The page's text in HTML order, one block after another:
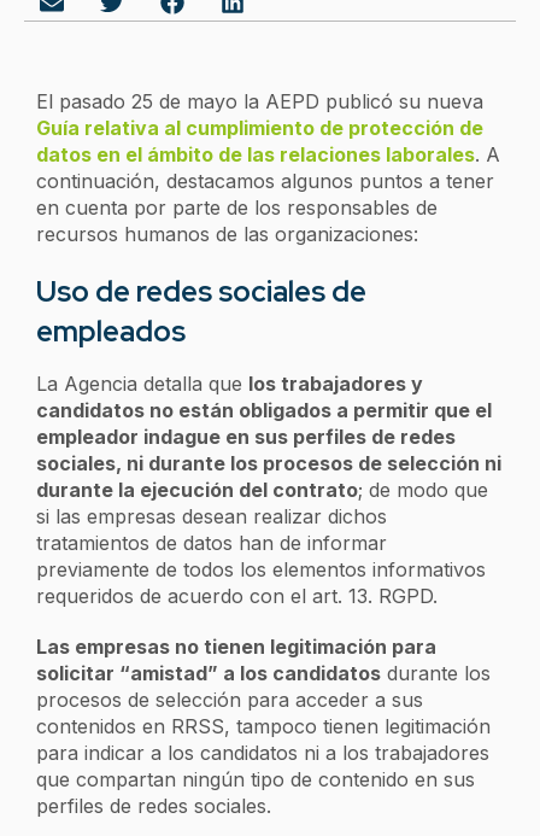
El pasado 25 de mayo la AEPD publicó su nueva
Guía relativa al cumplimiento de protección de
datos en el ámbito de las relaciones laborales. A
continuación, destacamos algunos puntos a tener
en cuenta por parte de los responsables de
recursos humanos de las organizaciones:
Uso de redes sociales de
empleados
La Agencia detalla que los trabajadores y
candidatos no están obligados a permitir que el
empleador indague en sus perfiles de redes
sociales, ni durante los procesos de selección ni
durante la ejecución del contrato; de modo que
si las empresas desean realizar dichos
tratamientos de datos han de informar
previamente de todos los elementos informativos
requeridos de acuerdo con el art. 13. RGPD.
Las empresas no tienen legitimación para
solicitar “amistad” a los candidatos durante los
procesos de selección para acceder a sus
contenidos en RRSS, tampoco tienen legitimación
para indicar a los candidatos ni a los trabajadores
que compartan ningún tipo de contenido en sus
perfiles de redes sociales.